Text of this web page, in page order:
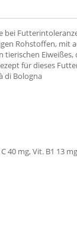
bei
Rohstoffen, mit
für dieses
di Bologna
mg, Vit. B1 13